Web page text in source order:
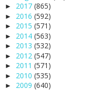
► 2017 (865)
► 2016 (592)
► 2015 (571)
► 2014 (563)
► 2013 (532)
► 2012 (547)
► 2011 (571)
► 2010 (535)
► 2009 (640)